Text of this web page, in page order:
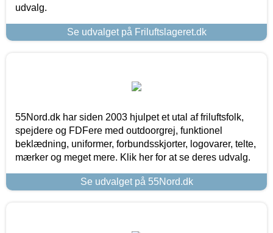
udvalg.
Se udvalget på Friluftslageret.dk
55Nord.dk har siden 2003 hjulpet et utal af friluftsfolk,
spejdere og FDFere med outdoorgrej, funktionel
beklædning, uniformer, forbundsskjorter, logovarer, telte,
mærker og meget mere. Klik her for at se deres udvalg.
Se udvalget på 55Nord.dk